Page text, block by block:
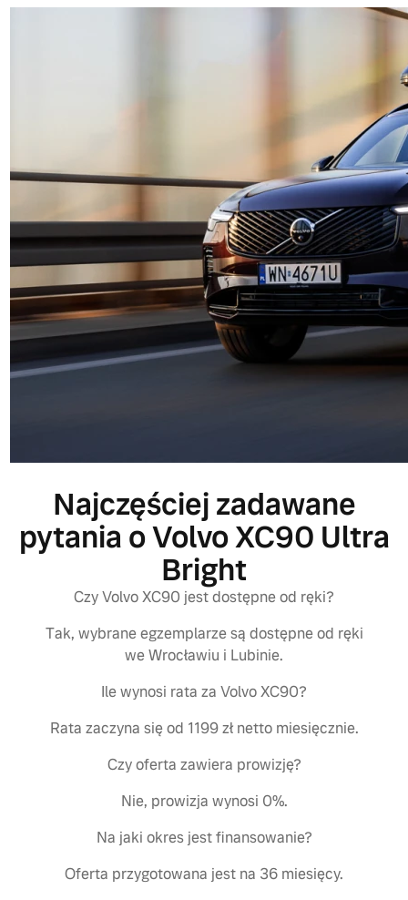
Najczęściej zadawane
pytania o Volvo XC90 Ultra
Bright
Czy Volvo XC90 jest dostępne od ręki?
Tak, wybrane egzemplarze są dostępne od ręki
we Wrocławiu i Lubinie.
Ile wynosi rata za Volvo XC90?
Rata zaczyna się od 1199 zł netto miesięcznie.
Czy oferta zawiera prowizję?
Nie, prowizja wynosi 0%.
Na jaki okres jest finansowanie?
Oferta przygotowana jest na 36 miesięcy.